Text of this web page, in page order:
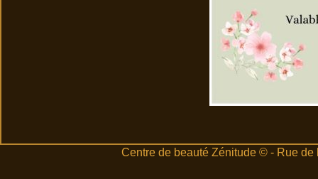
Centre de beauté Zénitude © - Rue